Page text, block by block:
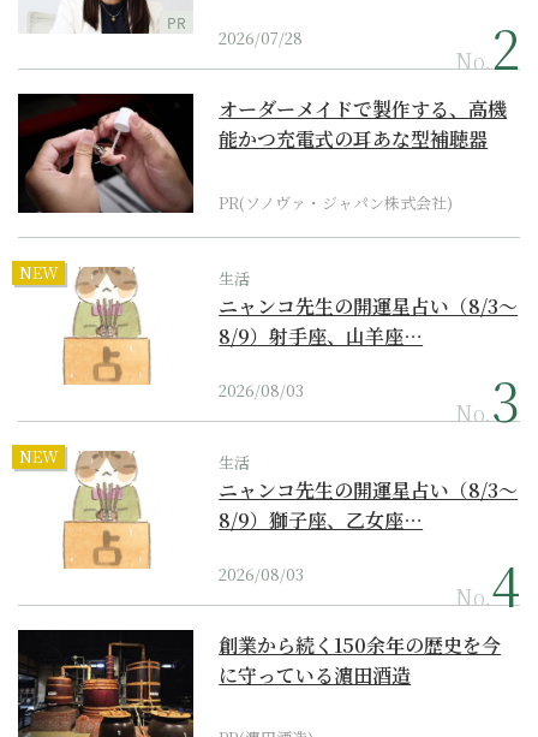
PR
2026/07/28
No.
オーダーメイドで製作する、高機
能かつ充電式の耳あな型補聴器
PR(ソノヴァ・ジャパン株式会社)
NEW 生活
ニャンコ先生の開運星占い（8/3～
8/9）射手座、山羊座…
2026/08/03
No.
NEW 生活
ニャンコ先生の開運星占い（8/3～
8/9）獅子座、乙女座…
2026/08/03
No.
創業から続く150余年の歴史を今
に守っている濵田酒造